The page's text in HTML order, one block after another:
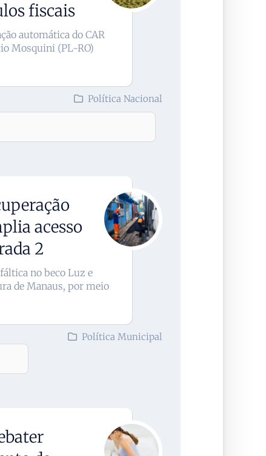
fiscais
automática do CAR
Mosquini (PL-RO)
Política Nacional
acesso
2
no beco Luz e
de Manaus, por meio
Política Municipal